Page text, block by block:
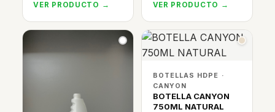
VER PRODUCTO → VER PRODUCTO →
BOTELLAS HDPE ·
CANYON
BOTELLA CANYON
750ML NATURAL